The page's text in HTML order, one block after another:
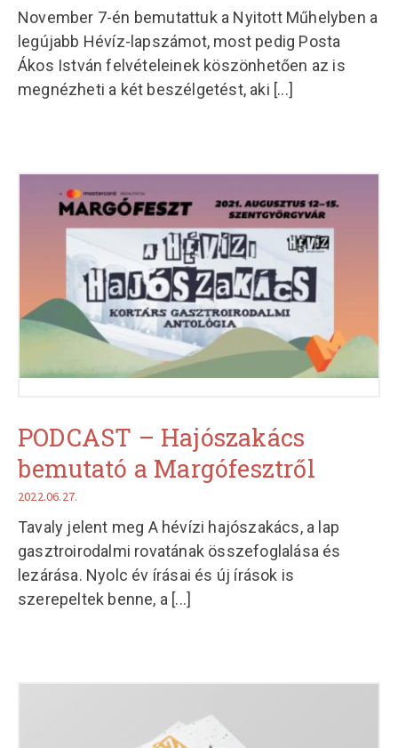
November 7-én bemutattuk a Nyitott Műhelyben a
legújabb Hévíz-lapszámot, most pedig Posta
Ákos István felvételeinek köszönhetően az is
megnézheti a két beszélgetést, aki [...]
PODCAST – Hajószakács
bemutató a Margófesztről
2022.06.27.
Tavaly jelent meg A hévízi hajószakács, a lap
gasztroirodalmi rovatának összefoglalása és
lezárása. Nyolc év írásai és új írások is
szerepeltek benne, a [...]